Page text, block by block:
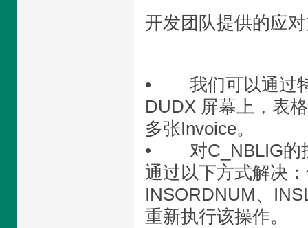
开发团队提供的应
• 我们可以通过特
DUDX 屏幕上，表
多张Invoice。
• 对C_NBLIG的控
通过以下方式解决
INSORDNUM、
重新执行该操作。